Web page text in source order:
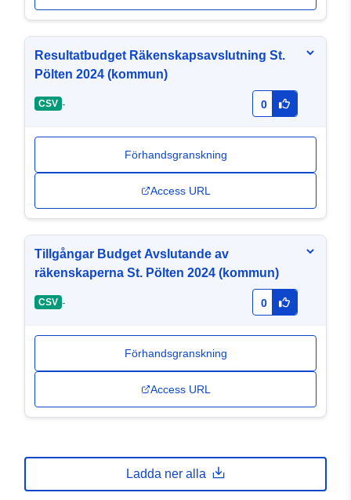
Resultatbudget Räkenskapsavslutning St.
Pölten 2024 (kommun)
CSV - 0
Förhandsgranskning
Access URL
Tillgångar Budget Avslutande av
räkenskaperna St. Pölten 2024 (kommun)
CSV - 0
Förhandsgranskning
Access URL
Ladda ner alla